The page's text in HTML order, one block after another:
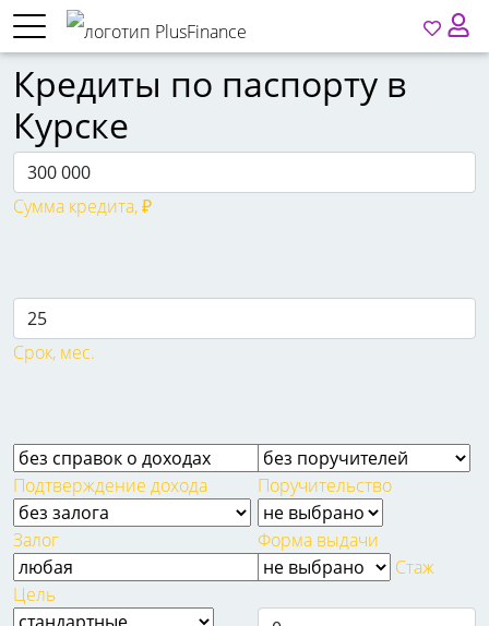
Кредиты по паспорту в
Курске
Сумма кредита, ₽
Срок, мес.
Подтверждение дохода Поручительство
Залог Форма выдачи
Цель
Стаж